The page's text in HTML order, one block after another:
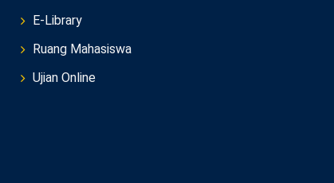
E-Library
Ruang Mahasiswa
Ujian Online